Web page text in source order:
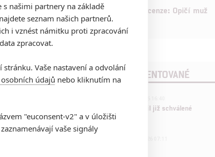
8 Recenze: Opičí muž
POSLEDNÍ KOMENTOVANÉ
Marvel nečekaně zrušil již schválené
pokračování
433
našimi partnery na základě
seznam našich partnerů.
i vznést námitku proti zpracování
zpracovat.
Vaše nastavení a odvolání
údajů nebo kliknutím na
"euconsent-v2" a v úložišti
vaše signály